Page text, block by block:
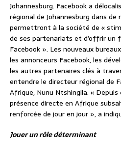
Johannesburg. Facebook a
régional de Johannesburg dans de
permettront à la société de «
de ses partenariats et d’offrir un
Facebook ». Les nouveaux
les annonceurs Facebook, les
les autres partenaires clés à
entendre le directeur régional de
Afrique, Nunu Ntshingila. «
présence directe en Afrique
renforcée de jour en jour », a
Jouer un rôle déterminant